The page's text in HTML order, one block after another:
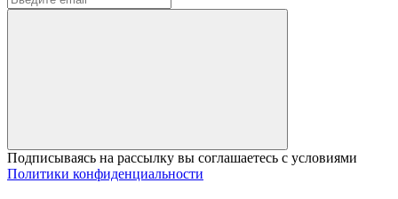
Подписываясь на рассылку вы соглашаетесь с условиями
Политики конфиденциальности